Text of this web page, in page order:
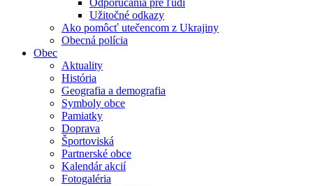
Odporúčania pre ľudí
Užitočné odkazy
Ako pomôcť utečencom z Ukrajiny
Obecná polícia
Obec
Aktuality
História
Geografia a demografia
Symboly obce
Pamiatky
Doprava
Športoviská
Partnerské obce
Kalendár akcií
Fotogaléria